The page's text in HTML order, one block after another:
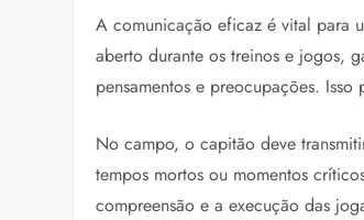
A comunicação eficaz é vital para
aberto durante os treinos e jogos,
pensamentos e preocupações.
No campo, o capitão deve
tempos mortos ou momentos
compreensão e a execução das